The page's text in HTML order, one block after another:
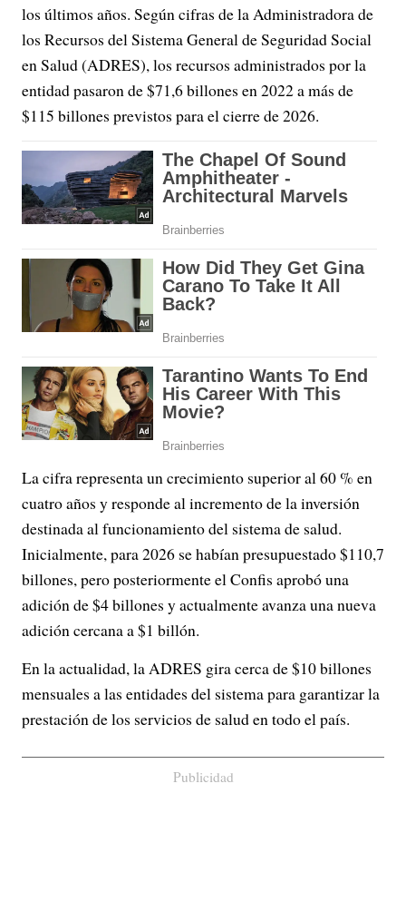
los últimos años. Según cifras de la Administradora de
los Recursos del Sistema General de Seguridad Social
en Salud (ADRES), los recursos administrados por la
entidad pasaron de $71,6 billones en 2022 a más de
$115 billones previstos para el cierre de 2026.
La cifra representa un crecimiento superior al 60 % en
cuatro años y responde al incremento de la inversión
destinada al funcionamiento del sistema de salud.
Inicialmente, para 2026 se habían presupuestado $110,7
billones, pero posteriormente el Confis aprobó una
adición de $4 billones y actualmente avanza una nueva
adición cercana a $1 billón.
En la actualidad, la ADRES gira cerca de $10 billones
mensuales a las entidades del sistema para garantizar la
prestación de los servicios de salud en todo el país.
Publicidad